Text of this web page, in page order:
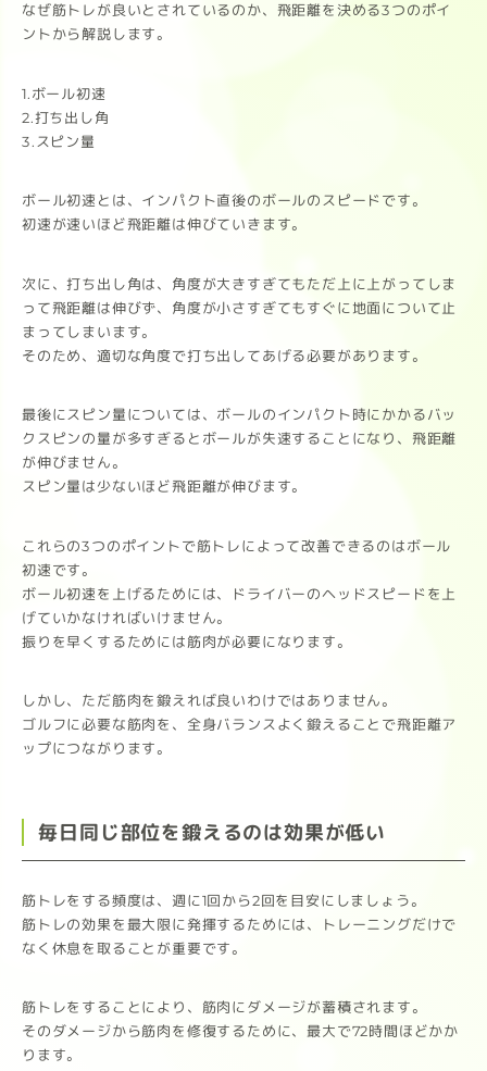
なぜ筋トレが良いとされているのか、飛距離を決める3つのポイ
ントから解説します。
1.ボール初速
2.打ち出し角
3.スピン量
ボール初速とは、インパクト直後のボールのスピードです。
初速が速いほど飛距離は伸びていきます。
次に、打ち出し角は、角度が大きすぎてもただ上に上がってしま
って飛距離は伸びず、角度が小さすぎてもすぐに地面について止
まってしまいます。
そのため、適切な角度で打ち出してあげる必要があります。
最後にスピン量については、ボールのインパクト時にかかるバッ
クスピンの量が多すぎるとボールが失速することになり、飛距離
が伸びません。
スピン量は少ないほど飛距離が伸びます。
これらの3つのポイントで筋トレによって改善できるのはボール
初速です。
ボール初速を上げるためには、ドライバーのヘッドスピードを上
げていかなければいけません。
振りを早くするためには筋肉が必要になります。
しかし、ただ筋肉を鍛えれば良いわけではありません。
ゴルフに必要な筋肉を、全身バランスよく鍛えることで飛距離ア
ップにつながります。
毎日同じ部位を鍛えるのは効果が低い
筋トレをする頻度は、週に1回から2回を目安にしましょう。
筋トレの効果を最大限に発揮するためには、トレーニングだけで
なく休息を取ることが重要です。
筋トレをすることにより、筋肉にダメージが蓄積されます。
そのダメージから筋肉を修復するために、最大で72時間ほどかか
ります。